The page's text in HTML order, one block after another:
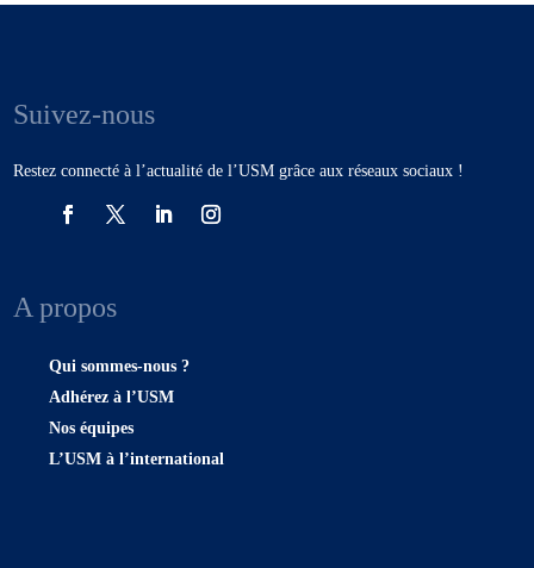
Suivez-nous
Restez connecté à l’actualité de l’USM grâce aux réseaux sociaux !
A propos
Qui sommes-nous ?
Adhérez à l’USM
Nos équipes
L’USM à l’international